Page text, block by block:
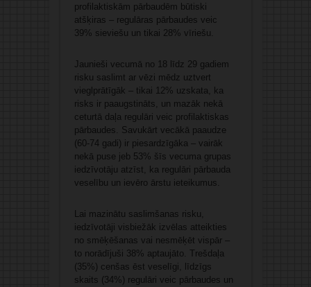
profilaktiskām pārbaudēm būtiski
atšķiras – regulāras pārbaudes veic
39% sieviešu un tikai 28% vīriešu.
Jaunieši vecumā no 18 līdz 29 gadiem
risku saslimt ar vēzi mēdz uztvert
vieglprātīgāk – tikai 12% uzskata, ka
risks ir paaugstināts, un mazāk nekā
ceturtā daļa regulāri veic profilaktiskas
pārbaudes. Savukārt vecākā paaudze
(60-74 gadi) ir piesardzīgāka – vairāk
nekā puse jeb 53% šīs vecuma grupas
iedzīvotāju atzīst, ka regulāri pārbauda
veselību un ievēro ārstu ieteikumus.
Lai mazinātu saslimšanas risku,
iedzīvotāji visbiežāk izvēlas atteikties
no smēķēšanas vai nesmēķēt vispār –
to norādījuši 38% aptaujāto. Trešdaļa
(35%) cenšas ēst veselīgi, līdzīgs
skaits (34%) regulāri veic pārbaudes un